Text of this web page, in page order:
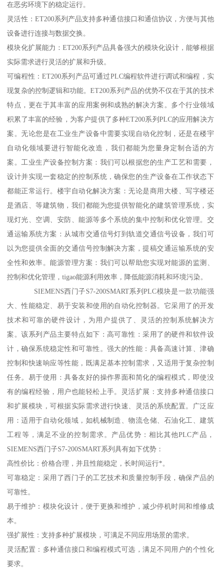
在恶劣环境下的稳定运行。
灵活性：ET200系列产品支持多种通信接口和通信协议，方便与其他
设备进行连接与数据交换。
模块化扩展能力：ET200系列产品具备强大的模块化设计，能够根据
实际需求进行灵活的扩展和升级。
可编程性：ET200系列产品可通过PLC编程软件进行调试和编程，实
现复杂的控制逻辑和功能。ET200系列产品的优势不仅在于其的技术
特点，更在于其丰富的应用案例和成熟的解决方案。多个行业领域
积累了丰富的经验，为客户提供了多种ET200系列PLC的应用解决方
案。无论您是在工业生产设备中需要实现自动化控制，还是在楼宇
自动化领域要进行智能化改造，我们都能为您量身定制合适的方
案。工业生产设备控制方案：我们可以根据您的生产工艺和需要，
设计并实现一套稳定的控制系统，确保您的生产设备在工作状态下
都能正常运行。楼宇自动化解决方案：无论是商用大楼、写字楼还
是酒店、等建筑物，我们都能为您提供智能化的建筑管理系统，实
现灯光、空调、安防、能源等多个系统的集中控制和优化管理。交
通运输系统方案：从城市交通信号灯到轨道交通信号设备，我们可
以为您提供全面的交通信号控制解决方案，提稿交通运输系统的安
全性和效率。能源管理方案：我们可以帮助您实现对能源的监测、
控制和优化管理，tigao能源利用效率，降低能源消耗和环境污染。
SIEMENS西门子S7-200SMART系列PLC模块是一款功能强
大、性能稳定、易于安装和使用的自动化控制器。它采用了的开发
技术和可靠的硬件设计，为用户提供了、灵活的控制系统解决方
案。该系列产品主要特点如下：高可靠性：采用了的硬件和软件设
计，确保系统稳定性和可靠性。强大的性能：具备高速计算、津确
控制和快速响应等性能，既满足基本控制需求，又适用于复杂控制
任务。易于使用：具备友好的操作界面和简化的编程模式，即使没
有的编程经验，用户也能轻松上手。灵活扩展：支持多种通信接口
和扩展模块，可根据实际需求进行快速、灵活的系统配置。广泛应
用：适用于自动化领域，如机械制造、物流仓储、石油化工、建筑
工程等，满足不业的控制需求。产品优势：相比其他PLC产品，
SIEMENS西门子S7-200SMART系列具有如下优势：
高性价比：价格合理，并且性能稳定，长时间运行*。
可靠稳定：采用了西门子的工艺技术和质量控制手段，确保产品的
可靠性。
易于维护：模块化设计，便于更换和维护，减少停机时间和维修成
本。
强扩展性：支持多种扩展模块，可满足不同应用场景的需求。
灵活配置：多种通信接口和编程模式可选，满足不同用户的个性化
要求。